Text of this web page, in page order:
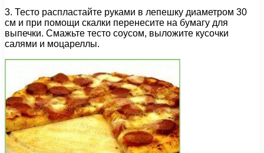
3. Тесто распластайте руками в лепешку диаметром 30
см и при помощи скалки перенесите на бумагу для
выпечки. Смажьте тесто соусом, выложите кусочки
салями и моцареллы.